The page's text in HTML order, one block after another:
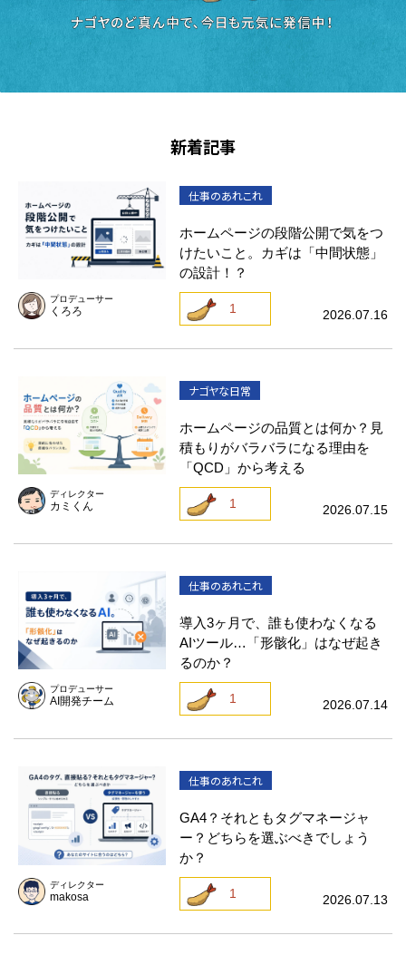
新着記事
プロデューサー
くろろ
仕事のあれこれ
ホームページの段階公開で気をつ
けたいこと。カギは「中間状態」
の設計！？
1 2026.07.16
ディレクター
カミくん
ナゴヤな日常
ホームページの品質とは何か？見
積もりがバラバラになる理由を
「QCD」から考える
1 2026.07.15
プロデューサー
AI開発チーム
仕事のあれこれ
導入3ヶ月で、誰も使わなくなる
AIツール…「形骸化」はなぜ起き
るのか？
1 2026.07.14
ディレクター
makosa
仕事のあれこれ
GA4？それともタグマネージャ
ー？どちらを選ぶべきでしょう
か？
1 2026.07.13